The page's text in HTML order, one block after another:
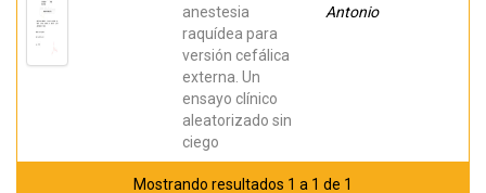
anestesia
raquídea para
versión cefálica
externa. Un
ensayo clínico
aleatorizado sin
ciego
Antonio
Mostrando resultados 1 a 1 de 1